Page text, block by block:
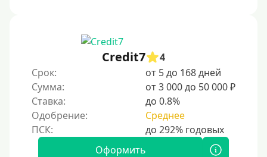
Credit7
4
Срок:
от 5 до 168 дней
Сумма:
от 3 000 до 50 000 ₽
Ставка:
до 0.8%
Одобрение:
Среднее
Оформить